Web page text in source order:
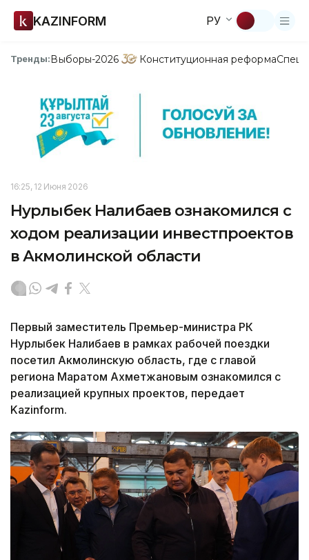
KAZINFORM РУ
Тренды:Выборы-2026 Конституционная реформа
16:25, 12 Июня 2026
Нурлыбек Налибаев ознакомился с
ходом реализации инвестпроектов
в Акмолинской области
Первый заместитель Премьер-министра РК
Нурлыбек Налибаев в рамках рабочей поездки
посетил Акмолинскую область, где с главой
региона Маратом Ахметжановым ознакомился с
реализацией крупных проектов, передает
Kazinform.